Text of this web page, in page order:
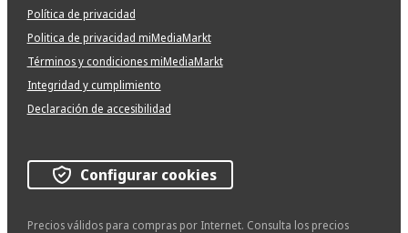
Política de privacidad
Politica de privacidad miMediaMarkt
Términos y condiciones miMediaMarkt
Integridad y cumplimiento
Declaración de accesibilidad
Configurar cookies
Precios válidos para compras por Internet. Consulta los precios